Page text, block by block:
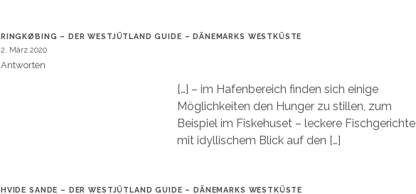
RINGKØBING – DER WESTJÜTLAND GUIDE – DÄNEMARKS WESTKÜSTE
2. März 2020
Antworten
[…] – im Hafenbereich finden sich einige
Möglichkeiten den Hunger zu stillen, zum
Beispiel im Fiskehuset – leckere Fischgerichte
mit idyllischem Blick auf den […]
HVIDE SANDE – DER WESTJÜTLAND GUIDE – DÄNEMARKS WESTKÜSTE